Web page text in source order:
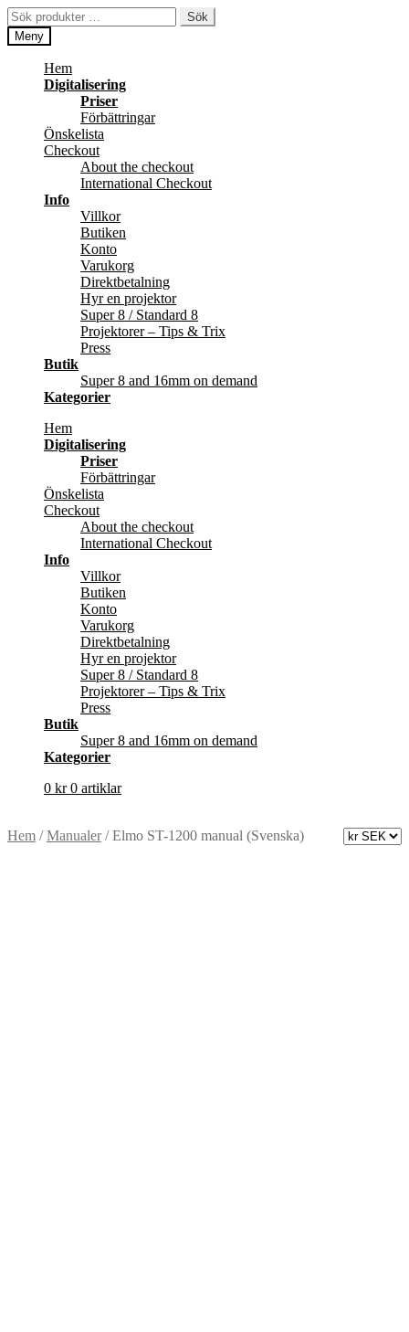
Hoppa
till
navigering
Hoppa
till
innehåll
Sök
efter:
Sök
Meny
Hem
Digitalisering
Priser
Förbättringar
Önskelista
Checkout
About the checkout
International Checkout
Info
Villkor
Butiken
Konto
Varukorg
Direktbetalning
Hyr en projektor
Super 8 / Standard 8
Projektorer – Tips & Trix
Press
Butik
Super 8 and 16mm on demand
Kategorier
Hem
Digitalisering
Priser
Förbättringar
Önskelista
Checkout
About the checkout
International Checkout
Info
Villkor
Butiken
Konto
Varukorg
Direktbetalning
Hyr en projektor
Super 8 / Standard 8
Projektorer – Tips & Trix
Press
Butik
Super 8 and 16mm on demand
Kategorier
0 kr 0 artiklar
Hem /Manualer/Elmo ST-1200 manual (Svenska)